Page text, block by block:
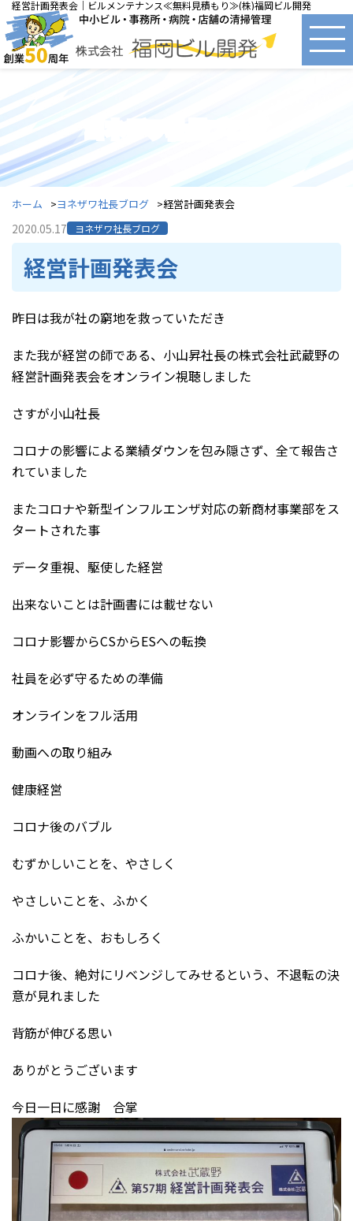
経営計画発表会｜ビルメンテナンス≪無料見積もり≫(株)福岡ビル開発
ヨネザワ社長ブログ
ホーム ヨネザワ社長ブログ 経営計画発表会
2020.05.17 ヨネザワ社長ブログ
経営計画発表会
昨日は我が社の窮地を救っていただき
また我が経営の師である、小山昇社長の株式会社武蔵野の
経営計画発表会をオンライン視聴しました
さすが小山社長
コロナの影響による業績ダウンを包み隠さず、全て報告さ
れていました
またコロナや新型インフルエンザ対応の新商材事業部をス
タートされた事
データ重視、駆使した経営
出来ないことは計画書には載せない
コロナ影響からCSからESへの転換
社員を必ず守るための準備
オンラインをフル活用
動画への取り組み
健康経営
コロナ後のバブル
むずかしいことを、やさしく
やさしいことを、ふかく
ふかいことを、おもしろく
コロナ後、絶対にリベンジしてみせるという、不退転の決
意が見れました
背筋が伸びる思い
ありがとうございます
今日一日に感謝 合掌